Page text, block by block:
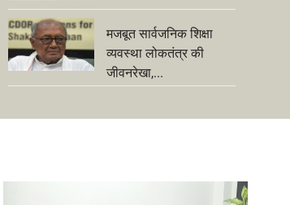
मजबूत सार्वजनिक शिक्षा
व्यवस्था लोकतंत्र की
जीवनरेखा,...